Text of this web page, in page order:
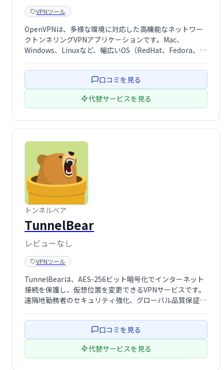
VPNツール
OpenVPNは、多様な環境に対応した高機能なネットワー
クトンネリングVPNアプリケーションです。Mac、
Windows、Linuxなど、幅広いOS（RedHat、Fedora、
ーバーと他のユーティリティとの統合も可能です。安全で
口コミを見る
代替サービスを見る
トンネルベア
TunnelBear
レビューなし
VPNツール
TunnelBearは、AES-256ビット暗号化でインターネット
接続を保護し、仮想位置を変更できるVPNサービスです。
遠隔地勤務者のセキュリティ強化、グローバル品質保証テ
す。企業向けには優先サポートと専任のアカウントマネー
ジャーも提供。安全かつ効率 …
口コミを見る
代替サービスを見る